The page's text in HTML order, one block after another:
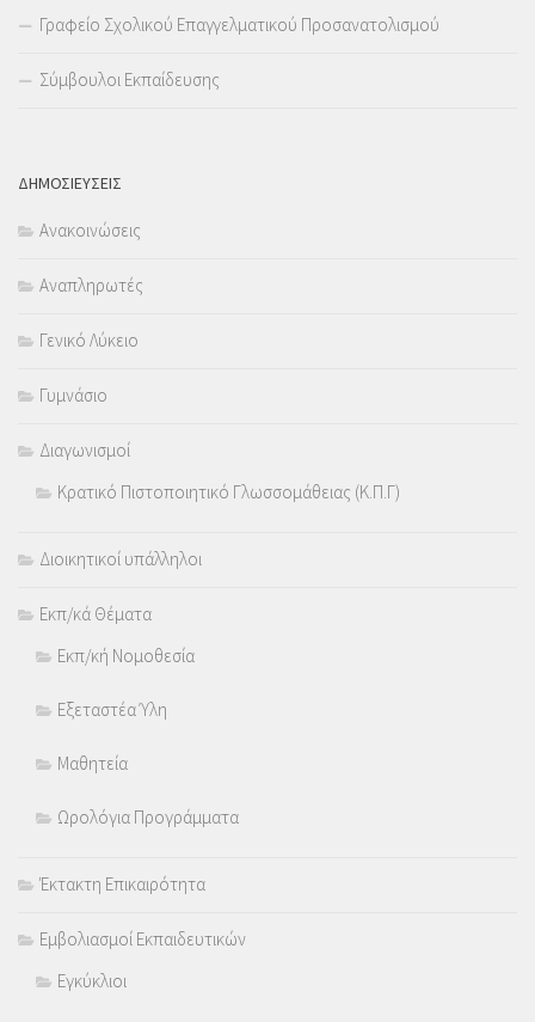
Γραφείο Σχολικού Επαγγελματικού Προσανατολισμού
Σύμβουλοι Εκπαίδευσης
ΔΗΜΟΣΙΕΥΣΕΙΣ
Ανακοινώσεις
Αναπληρωτές
Γενικό Λύκειο
Γυμνάσιο
Διαγωνισμοί
Κρατικό Πιστοποιητικό Γλωσσομάθειας (Κ.Π.Γ)
Διοικητικοί υπάλληλοι
Εκπ/κά Θέματα
Εκπ/κή Νομοθεσία
Εξεταστέα Ύλη
Μαθητεία
Ωρολόγια Προγράμματα
Έκτακτη Επικαιρότητα
Εμβολιασμοί Εκπαιδευτικών
Εγκύκλιοι